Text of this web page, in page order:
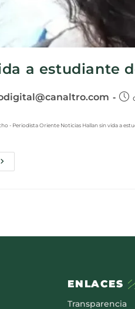
a estudiante
- Periodista Oriente Noticias Hallan sin vida a
ENLACES
Transparencia